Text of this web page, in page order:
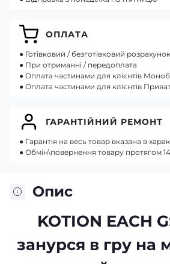
Опис
KOTION EACH
занурся в гру на
ОПЛАТА
● Готівковий / безготівковий розрахунок
● При отриманні / передоплата
● Оплата частинами для клієнтів
● Оплата частинами для клієнтів
ГАРАНТІЙНИЙ РЕМОНТ
● Гарантія на весь товар вказана в
● Обмін\повернення товару протягом